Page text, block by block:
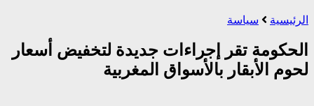
الرئيسية سياسة
الحكومة تقر إجراءات جديدة لتخفيض أسعار
لحوم الأبقار بالأسواق المغربية